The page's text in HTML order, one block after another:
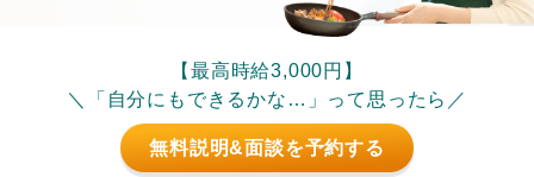
【最高時給3,000円】
＼「自分にもできるかな…」って思ったら／
無料説明&面談を予約する